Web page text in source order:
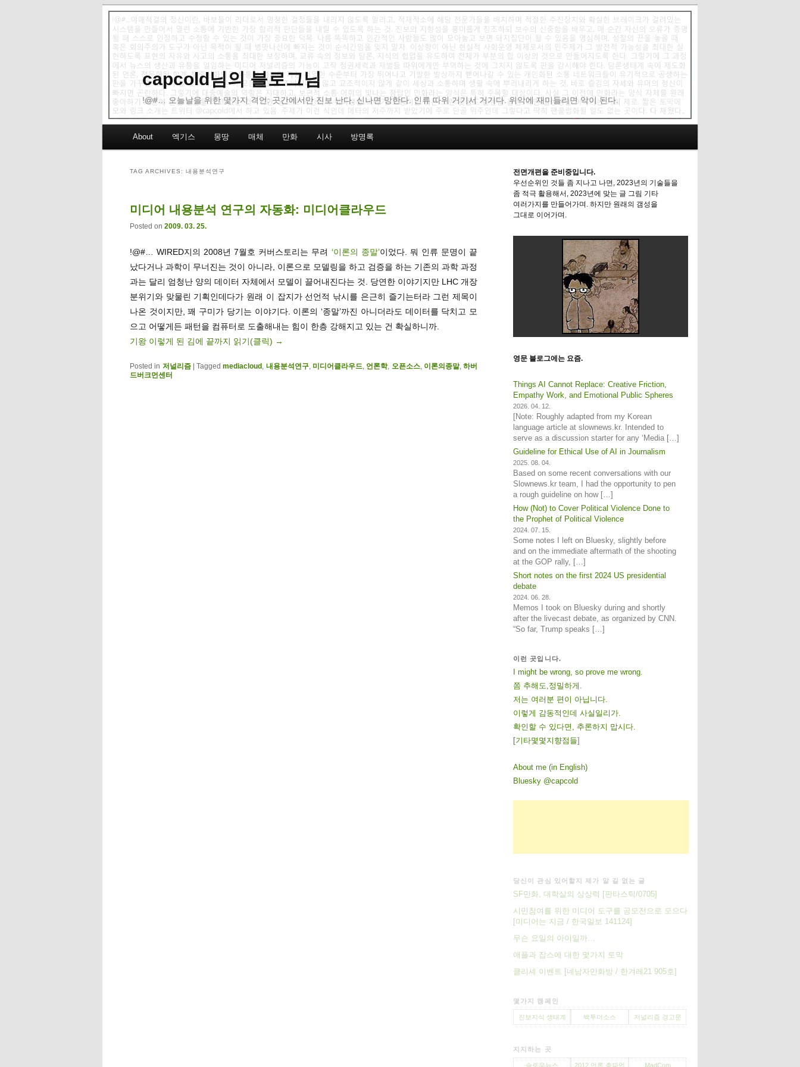
capcold님의 블로그님
!@#… 오늘날을 위한 몇가지 격언: 곳간에서만 진보 난다. 신나면 망한다. 인류 따위 거기서 거기다. 위악에 재미들리면 악이 된다.
Skip to primary content
Skip to secondary content
About 엑기스 몽땅 매체 만화 시사 방명록
TAG ARCHIVES: 내용분석연구
미디어 내용분석 연구의 자동화: 미디어클라우드
Posted on 2009. 03. 25.
!@#… WIRED지의 2008년 7월호 커버스토리는 무려 ‘이론의 종말’이었다. 뭐 인류 문명이 끝
났다거나 과학이 무너진는 것이 아니라, 이론으로 모델링을 하고 검증을 하는 기존의 과학 과정
과는 달리 엄청난 양의 데이터 자체에서 모델이 끌어내진다는 것. 당연한 이야기지만 LHC 개장
분위기와 맞물린 기획인데다가 원래 이 잡지가 선언적 낚시를 은근히 즐기는터라 그런 제목이
나온 것이지만, 꽤 구미가 당기는 이야기다. 이론의 ‘종말’까진 아니더라도 데이터를 닥치고 모
으고 어떻게든 패턴을 컴퓨터로 도출해내는 힘이 한층 강해지고 있는 건 확실하니까.
기왕 이렇게 된 김에 끝까지 읽기(클릭) →
Posted in 저널리즘 |Tagged mediacloud , 내용분석연구, 미디어클라우드, 언론학, 오픈소스, 이론의종말,하버
드버크먼센터
전면개편을 준비중입니다.
우선순위인 것들 좀 지나고 나면, 2023년의 기술들을
좀 적극 활용해서, 2023년에 맞는 글 그림 기타
여러가지를 만들어가며. 하지만 원래의 갬성을
그대로 이어가며.
영문 블로그에는 요즘.
Things AI Cannot Replace: Creative Friction,
Empathy Work, and Emotional Public Spheres
2026. 04. 12.
[Note: Roughly adapted from my Korean
language article at slownews.kr. Intended to
serve as a discussion starter for any ‘Media […]
Guideline for Ethical Use of AI in Journalism
2025. 08. 04.
Based on some recent conversations with our
Slownews.kr team, I had the opportunity to pen
a rough guideline on how […]
How (Not) to Cover Political Violence Done to
the Prophet of Political Violence
2024. 07. 15.
Some notes I left on Bluesky, slightly before
and on the immediate aftermath of the shooting
at the GOP rally, […]
Short notes on the first 2024 US presidential
debate
2024. 06. 28.
Memos I took on Bluesky during and shortly
after the livecast debate, as organized by CNN.
“So far, Trump speaks […]
이런 곳입니다.
I might be wrong, so prove me wrong.
쫌 추해도,정밀하게.
저는 여러분 편이 아닙니다.
이렇게 감동적인데 사실일리가.
확인할 수 있다면, 추론하지 맙시다.
[기 타몇 몇 지 향점 들]
About me (in English)
Bluesky @capcold
당신이 관심 있어할지 제가 알 길 없는 글
SF만화, 대학살의 상상력 [판타스틱/0705]
시민참여를 위한 미디어 도구를 공모전으로 모으다
[미디어는 지금 / 한국일보 141124]
무슨 요일의 아이일까…
애플과 잡스에 대한 몇가지 토막
클리셰 이벤트 [네남자만화방 / 한겨레21 905호]
몇가지 캠페인
진보지식 생태계 백투더소스 저널리즘 경고문
지지하는 곳
슬로우뉴스 2012 언론 총파업 MadCom